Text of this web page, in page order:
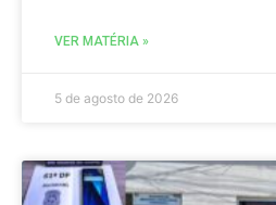
VER MATÉRIA »
5 de agosto de 2026